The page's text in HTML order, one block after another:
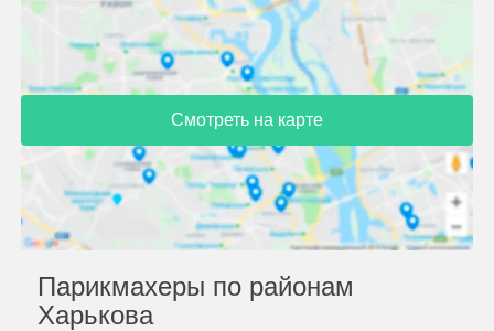
Смотреть на карте
Парикмахеры по районам
Харькова